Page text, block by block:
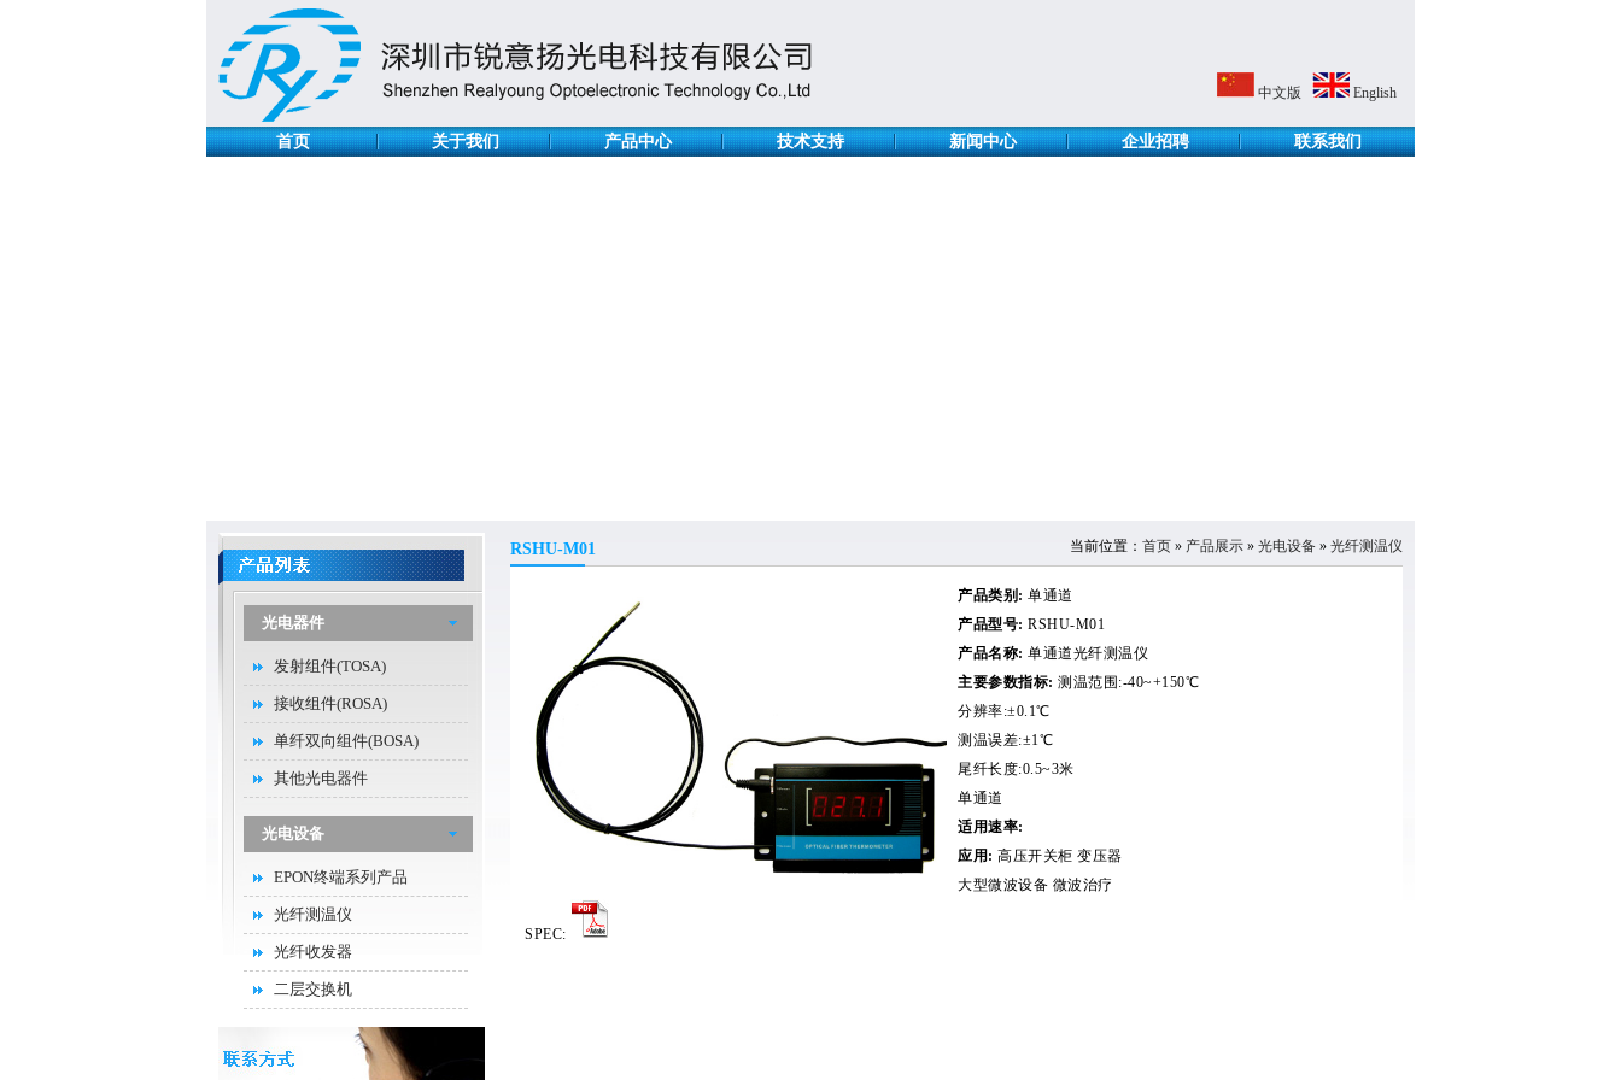
中文版 English
首页 关于我们 产品中心 技术支持 新闻中心 企业招聘 联系我们
光电器件
发射组件(TOSA)
接收组件(ROSA)
单纤双向组件(BOSA)
其他光电器件
光电设备
EPON终端系列产品
光纤测温仪
光纤收发器
二层交换机
RSHU-M01 当前位置： 首页 » 产品展示 » 光电设备 » 光纤测温仪
产品类别: 单通道
产品型号: RSHU-M01
产品名称: 单通道光纤测温仪
主要参数指标: 测温范围:-40~+150℃
分辨率:±0.1℃
测温误差:±1℃
尾纤长度:0.5~3米
单通道
适用速率:
应用: 高压开关柜 变压器
大型微波设备 微波治疗
SPEC: